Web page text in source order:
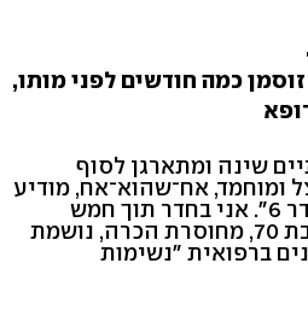
כמה חודשים לפני מותו,
שינה ומתארגן לסוף
ומוחמד, אח־שהוא־אח, מודיע
"צריכים אותך דחוף בחדר 6". אני בחדר תוך חמש
שניות ומוצא את לורה, בת 70, מחוסרת הכרה, נושמת
ברפואית "נשימות